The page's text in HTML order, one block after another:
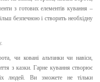
з готових елементів кування –
безпечною і створить необхідну
чи ковані альтанки чи навіси,
з казки. Гарне кування створює
людей. Ви зможете не тільки